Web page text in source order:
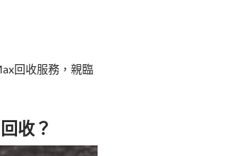
回收服務，親臨
收？